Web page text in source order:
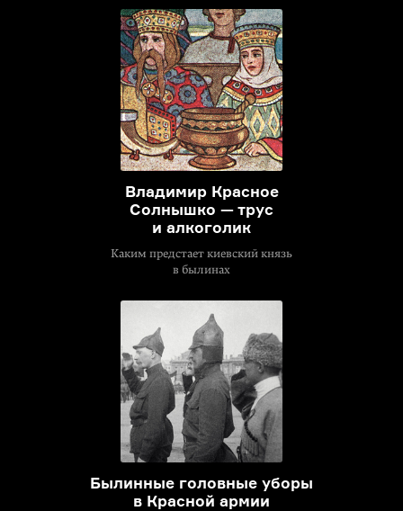
Владимир Красное
Солнышко — трус
и алкоголик
Каким предстает киевский князь
в былинах
Былинные головные уборы
в Красной армии